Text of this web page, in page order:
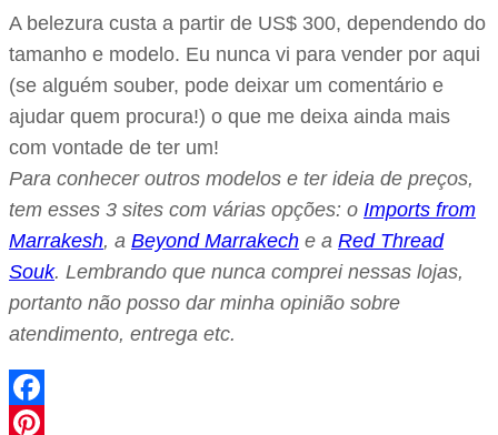
A belezura custa a partir de US$ 300, dependendo do
tamanho e modelo. Eu nunca vi para vender por aqui
(se alguém souber, pode deixar um comentário e
ajudar quem procura!) o que me deixa ainda mais
com vontade de ter um!
Para conhecer outros modelos e ter ideia de preços,
tem esses 3 sites com várias opções: o Imports from
Marrakesh, a Beyond Marrakech e a Red Thread
Souk. Lembrando que nunca comprei nessas lojas,
portanto não posso dar minha opinião sobre
atendimento, entrega etc.
Facebook